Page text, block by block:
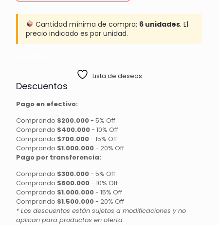
Cantidad mínima de compra: 6 unidades. El
precio indicado es por unidad.
Lista de deseos
Descuentos
Pago en efectivo:
Comprando $200.000- 5% Off
Comprando $400.000- 10% Off
Comprando $700.000- 15% Off
Comprando $1.000.000- 20% Off
Pago por transferencia:
Comprando $300.000- 5% Off
Comprando $600.000- 10% Off
Comprando $1.000.000- 15% Off
Comprando $1.500.000- 20% Off
* Los descuentos están sujetos a modificaciones y no
aplican para productos en oferta.